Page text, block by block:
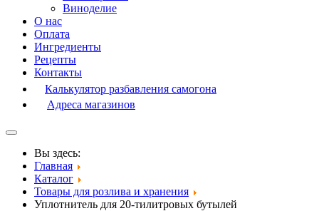
Виноделие
О нас
Оплата
Ингредиенты
Рецепты
Контакты
Калькулятор разбавления самогона
Адреса магазинов
Вы здесь:
Главная
Каталог
Товары для розлива и хранения
Уплотнитель для 20-тилитровых бутылей